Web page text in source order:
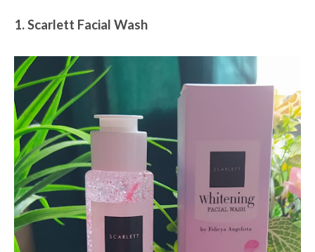
1. Scarlett Facial Wash